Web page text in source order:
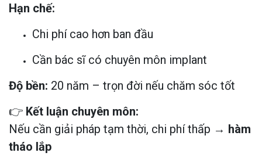
Hạn chế:
Chi phí cao hơn ban đầu
Cần bác sĩ có chuyên môn implant
Độ bền: 20 năm – trọn đời nếu chăm sóc tốt
👉 Kết luận chuyên môn:
Nếu cần giải pháp tạm thời, chi phí thấp → hàm
tháo lắp